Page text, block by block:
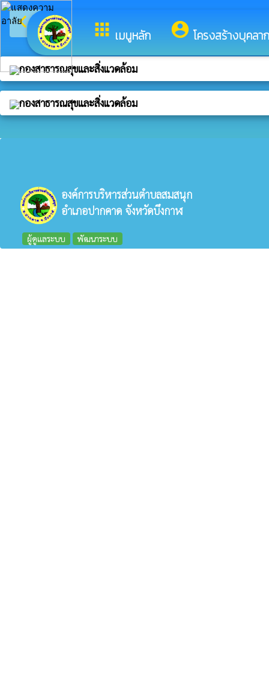
apps เมนูหลัก account_circle โครงสร้างบุคลา
arrow_back_ios กลับเมนูหลัก
กองสาธารณสุขและสิ่งแวดล้อม
กองสาธารณสุขและสิ่งแวดล้อม
องค์การบริหารส่วนตำบลสมสนุก
อำเภอปากคาด จังหวัดบึงกาฬ
ผู้ดูแลระบบ พัฒนาระบบ